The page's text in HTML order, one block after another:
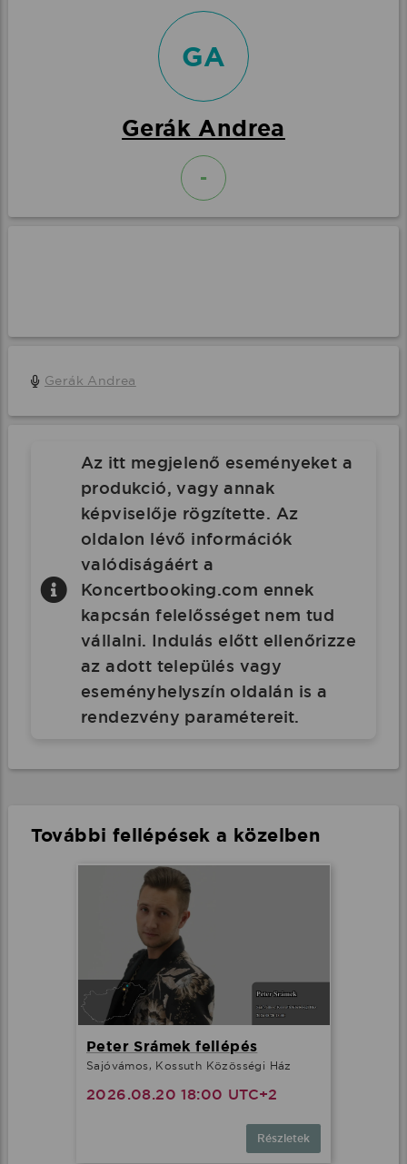
GA
Gerák Andrea
-
Gerák Andrea
Az itt megjelenő eseményeket a
produkció, vagy annak
képviselője rögzítette. Az
oldalon lévő információk
valódiságáért a
Koncertbooking.com ennek
kapcsán felelősséget nem tud
vállalni. Indulás előtt ellenőrizze
az adott település vagy
eseményhelyszín oldalán is a
rendezvény paramétereit.
További fellépések a közelben
Peter Srámek fellépés
Sajóvámos, Kossuth Közösségi Ház
2026.08.20 18:00 UTC+2
Részletek